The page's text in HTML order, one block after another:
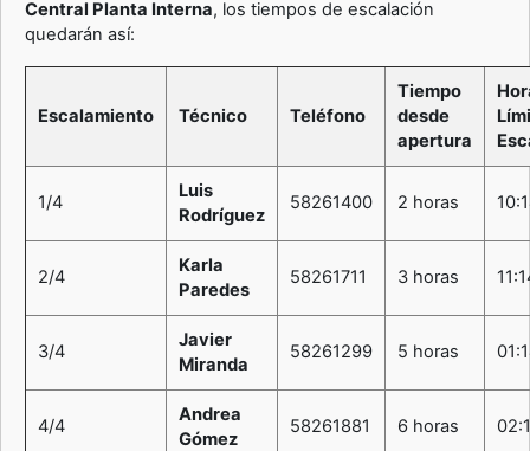
Central Planta Interna, los tiempos de escalación
quedarán así:
Escalamiento Técnico Teléfono
Tiempo
desde
apertura
1/4
Luis
Rodríguez
58261400 2 horas
2/4
Karla
Paredes
58261711 3 horas
3/4
Javier
Miranda
58261299 5 horas
4/4
Andrea
Gómez
58261881 6 horas